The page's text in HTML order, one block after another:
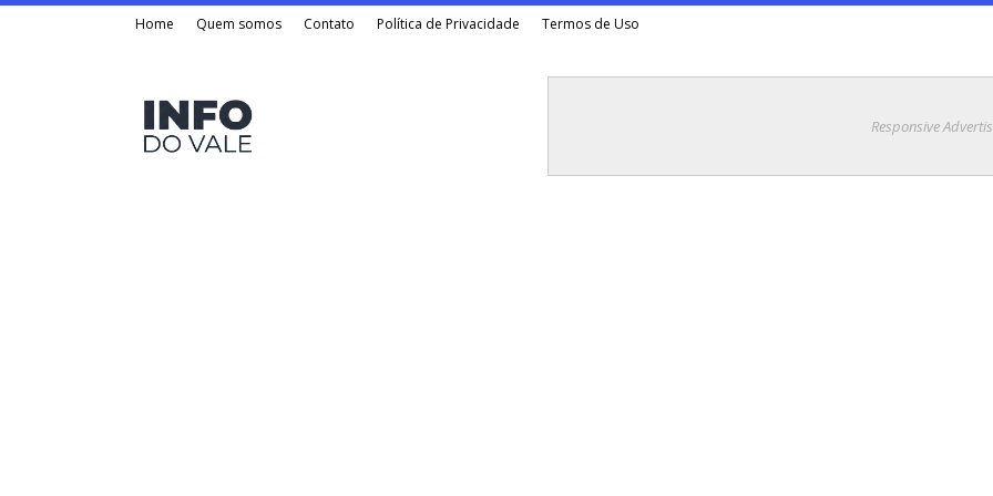
Home Quem somos Contato Política de Privacidade Termos de Uso
Responsive